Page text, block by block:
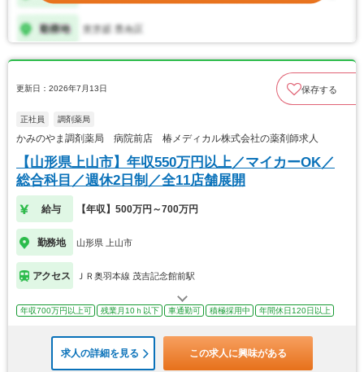
更新日：2026年7月13日 保存する
正社員 調剤薬局
かみのやま調剤薬局 病院前店 椿メディカル株式会社の薬剤師求人
【山形県上山市】年収550万円以上／マイカーOK／
総合科目／週休2日制／全11店舗展開
給与 【年収】500万円～700万円
勤務地 山形県 上山市
アクセス ＪＲ奥羽本線 茂吉記念館前駅
年収700万円以上可 残業月10ｈ以下 車通勤可 積極採用中 年間休日120日以上
求人の詳細を見る この求人に興味がある